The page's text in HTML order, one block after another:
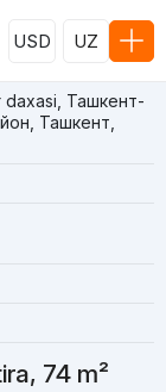
USD UZ
daxasi, Ташкент-
Ташкент,
74 m²